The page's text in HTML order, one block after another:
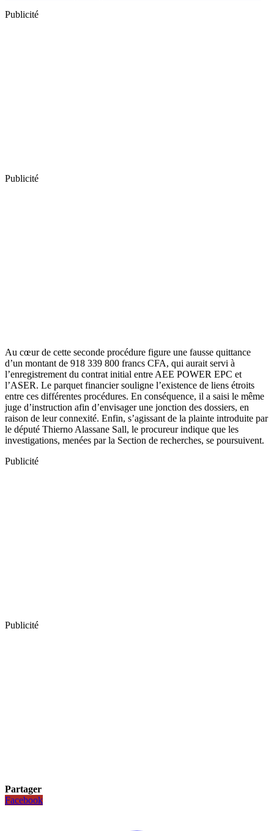
Publicité
Publicité
Au cœur de cette seconde procédure figure une fausse quittance
d’un montant de 918 339 800 francs CFA, qui aurait servi à
l’enregistrement du contrat initial entre AEE POWER EPC et
l’ASER. Le parquet financier souligne l’existence de liens étroits
entre ces différentes procédures. En conséquence, il a saisi le même
juge d’instruction afin d’envisager une jonction des dossiers, en
raison de leur connexité. Enfin, s’agissant de la plainte introduite par
le député Thierno Alassane Sall, le procureur indique que les
investigations, menées par la Section de recherches, se poursuivent.
Publicité
Publicité
Partager
Facebook